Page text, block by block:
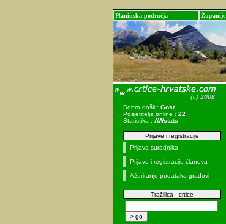
Planinska područja Županije
Dobro došli : Gost
Posjetitelja online : 22
Statistika : AWstats
Prijave i registracije
Prijava suradnika
Prijave i registracije članova
Ažuriranje podataka gradovi
Tražilica - crtice